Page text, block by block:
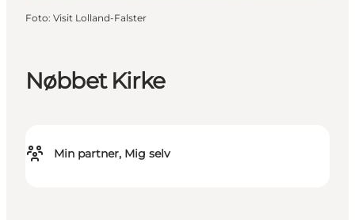
Nøbbet Kirke
Min partner, Mig selv
Foto: Visit Lolland-Falster